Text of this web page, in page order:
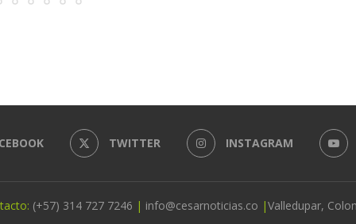
TWITTER INSTAGRAM
(+57) 314 727 7246 | info@cesarnoticias.co |Valledupar,